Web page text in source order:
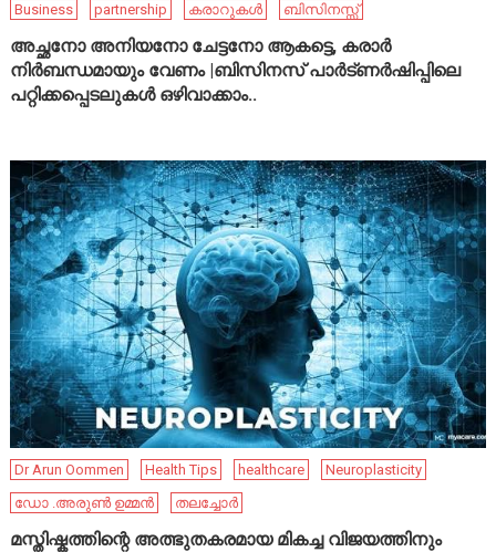
Business partnership കരാറുകൾ ബിസിനസ്സ്
അച്ഛനോ അനിയനോ ചേട്ടനോ ആകട്ടെ, കരാർ
നിർബന്ധമായും വേണം |ബിസിനസ് പാർട്ണർഷിപ്പിലെ
പറ്റിക്കപ്പെടലുകൾ ഒഴിവാക്കാം..
Dr Arun Oommen Health Tips healthcare
Neuroplasticity
ഡോ .അരുൺ ഉമ്മൻ
തലച്ചോർ
മസ്തിഷ്കത്തിന്റെ അത്ഭുതകരമായ മികച്ച വിജയത്തിനും